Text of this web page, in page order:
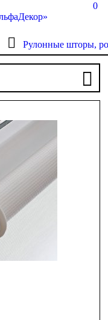
0
Рулонные шторы,